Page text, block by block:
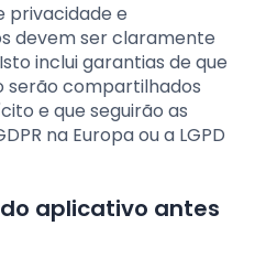
privacidade e
devem ser claramente
inclui garantias de que
serão compartilhados
e que seguirão as
na Europa ou a LGPD
aplicativo antes